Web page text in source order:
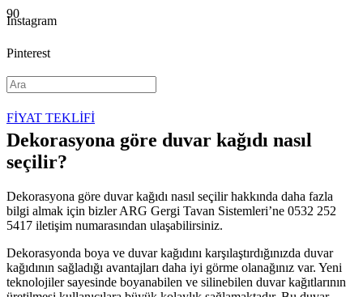
Instagram
Pinterest
YouTube
FİYAT TEKLİFİ
Dekorasyona göre duvar kağıdı nasıl
seçilir?
Dekorasyona göre duvar kağıdı nasıl seçilir hakkında daha fazla
bilgi almak için bizler ARG Gergi Tavan Sistemleri’ne 0532 252
5417 iletişim numarasından ulaşabilirsiniz.
Dekorasyonda boya ve duvar kağıdını karşılaştırdığınızda duvar
kağıdının sağladığı avantajları daha iyi görme olanağınız var. Yeni
teknolojiler sayesinde boyanabilen ve silinebilen duvar kağıtlarının